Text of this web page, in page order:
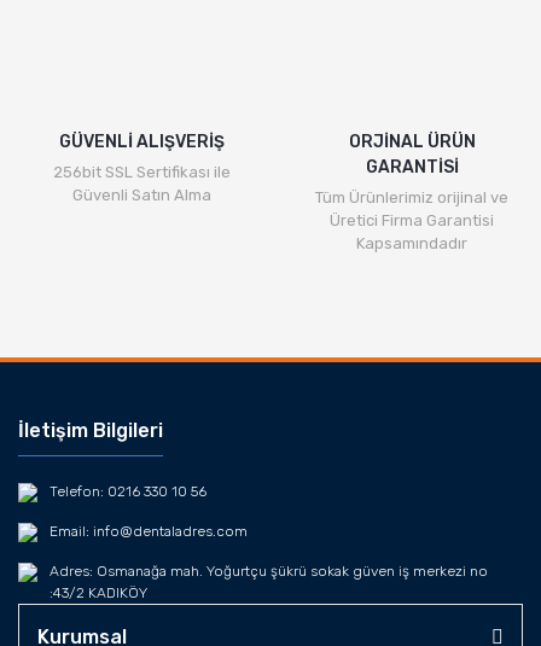
GÜVENLİ ALIŞVERİŞ
256bit SSL Sertifikası ile
Güvenli Satın Alma
ORJİNAL ÜRÜN
GARANTİSİ
Tüm Ürünlerimiz orijinal ve
Üretici Firma Garantisi
Kapsamındadır
İletişim Bilgileri
Telefon: 0216 330 10 56
Email: info@dentaladres.com
Adres: Osmanağa mah. Yoğurtçu şükrü sokak güven iş merkezi no
:43/2 KADIKÖY
Kurumsal